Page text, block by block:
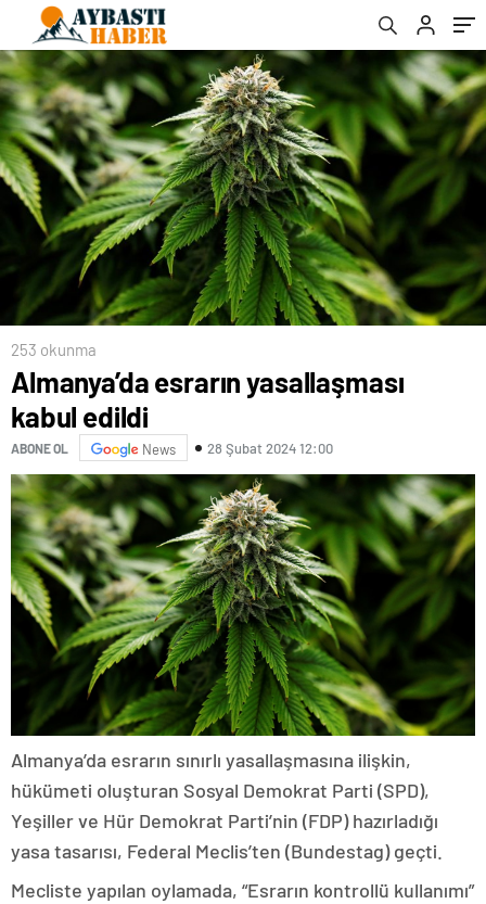
253 okunma
Almanya’da esrarın yasallaşması
kabul edildi
ABONE OL News 28 Şubat 2024 12:00
Almanya’da esrarın sınırlı yasallaşmasına ilişkin,
hükümeti oluşturan Sosyal Demokrat Parti (SPD),
Yeşiller ve Hür Demokrat Parti’nin (FDP) hazırladığı
yasa tasarısı, Federal Meclis’ten (Bundestag) geçti.
Mecliste yapılan oylamada, “Esrarın kontrollü kullanımı”